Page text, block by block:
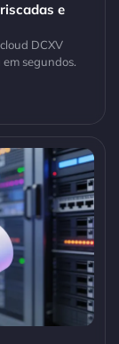
e
DCXV
segundos.